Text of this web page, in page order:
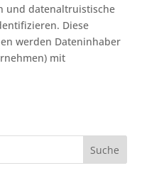
und datenaltruistische
Diese
werden Dateninhaber
mit